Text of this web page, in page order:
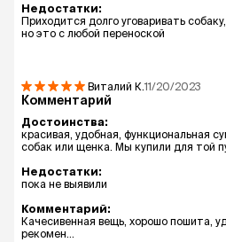
Недостатки:
Приходится долго уговаривать
но это с любой переноской
Виталий К.11/20/2023
Комментарий
Достоинства:
красивая, удобная, функциональная
собак или щенка. Мы купили для той
Недостатки:
пока не выявили
Комментарий:
Качесивенная вещь, хорошо пошита,
рекомен...